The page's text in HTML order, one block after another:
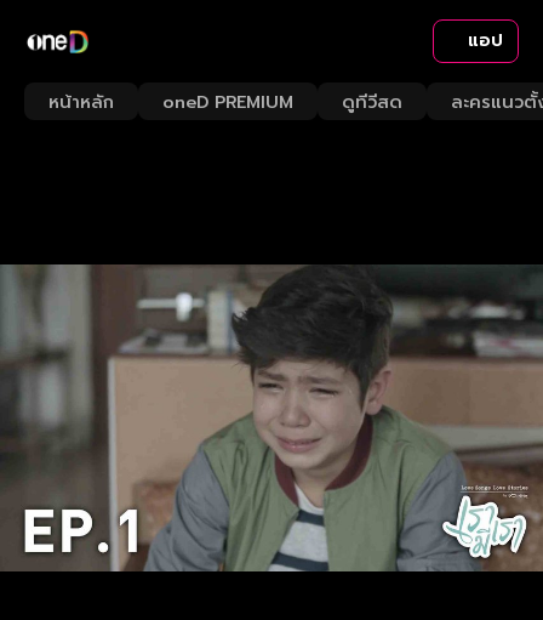
แอป
หน้าหลัก oneD PREMIUM ดูทีวีสด ละครแนวตั้